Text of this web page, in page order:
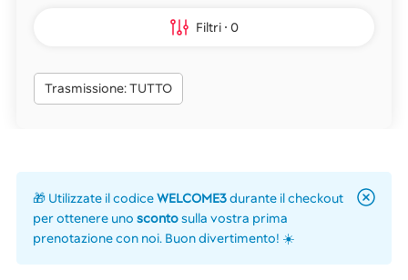
Filtri 0
Trasmissione: TUTTO
🎁 Utilizzate il codiceWELCOME3durante il checkout
per ottenere uno scontosulla vostra prima
prenotazione con noi. Buon divertimento! ☀️